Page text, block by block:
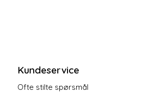
Kundeservice
Ofte stilte spørsmål